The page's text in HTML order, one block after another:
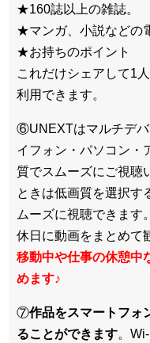
★160誌以上の雑誌。
★マンガ、小説などの
★お持ちのポイント
これだけシェアして1
利用できます。
⑥UNEXTはマルチデ
イフォン・パソコン・
質でスムーズにご視聴
ときは低画質を選択す
ムーズに視聴できます
休日に動画をまとめて
移動中や仕事の休憩中
めます♪
⑦作品をスマートフォ
ることができます。